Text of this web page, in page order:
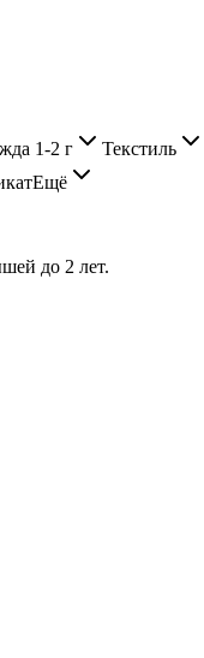
1-2 г Текстиль
Ещё
до 2 лет.